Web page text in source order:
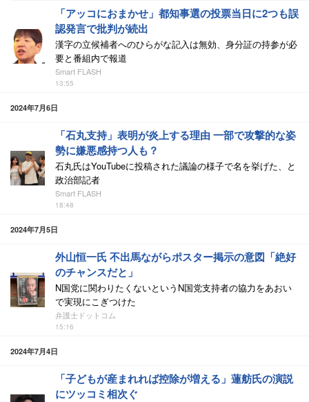
「アッコにおまかせ」都知事選の投票当日に2つも誤
認発言で批判が続出
漢字の立候補者へのひらがな記入は無効、身分証の持参が必
要と番組内で報道
Smart FLASH
13:55
2024年7月6日
「石丸支持」表明が炎上する理由 一部で攻撃的な姿
勢に嫌悪感持つ人も？
石丸氏はYouTubeに投稿された議論の様子で名を挙げた、と
政治部記者
Smart FLASH
18:48
2024年7月5日
外山恒一氏 不出馬ながらポスター掲示の意図「絶好
のチャンスだと」
N国党に関わりたくないというN国党支持者の協力をあおい
で実現にこぎつけた
弁護士ドットコム
15:16
2024年7月4日
「子どもが産まれれば控除が増える」蓮舫氏の演説
にツッコミ相次ぐ